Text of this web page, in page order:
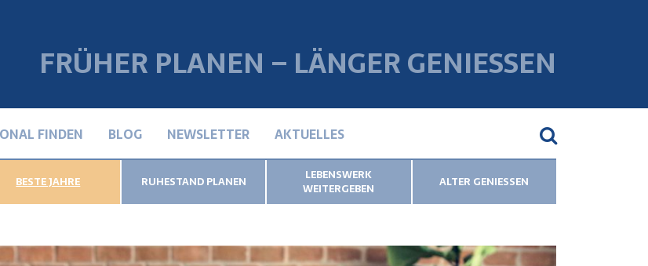
FRÜHER PLANEN – LÄNGER GENIESSEN
FINDEN BLOG NEWSLETTER AKTUELLES
BESTE JAHRE RUHESTAND PLANEN
LEBENSWERK
WEITERGEBEN
ALTER GENIESSEN